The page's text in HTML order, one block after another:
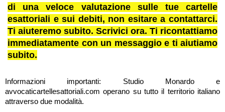
di una veloce valutazione sulle tue cartelle
esattoriali e sui debiti, non esitare a contattarci.
Ti aiuteremo subito. Scrivici ora. Ti ricontattiamo
immediatamente con un messaggio e ti aiutiamo
subito.
Informazioni importanti: Studio Monardo e
avvocaticartellesattoriali.com operano su tutto il territorio italiano
attraverso due modalità.